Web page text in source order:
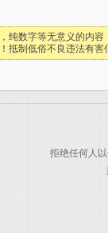
纯数字等无意义的内容
抵制低俗不良违法有害
拒绝任何人